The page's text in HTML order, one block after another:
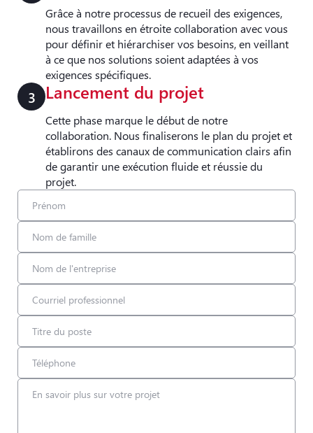
Grâce à notre processus de recueil des exigences,
nous travaillons en étroite collaboration avec vous
pour définir et hiérarchiser vos besoins, en veillant
à ce que nos solutions soient adaptées à vos
exigences spécifiques.
3 Lancement du projet
Cette phase marque le début de notre
collaboration. Nous finaliserons le plan du projet et
établirons des canaux de communication clairs afin
de garantir une exécution fluide et réussie du
projet.